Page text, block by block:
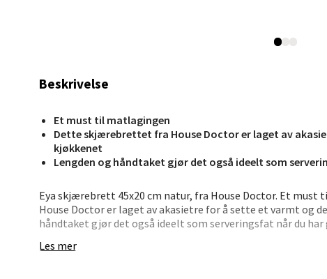
Beskrivelse
Et must til matlagingen
Dette skjærebrettet fra House Doctor er laget av
kjøkkenet
Lengden og håndtaket gjør det også ideelt som
Eya skjærebrett 45x20 cm natur, fra House Doctor. Et
House Doctor er laget av akasietre for å sette et varmt og
håndtaket gjør det også ideelt som serveringsfat når du
Les mer
Madla